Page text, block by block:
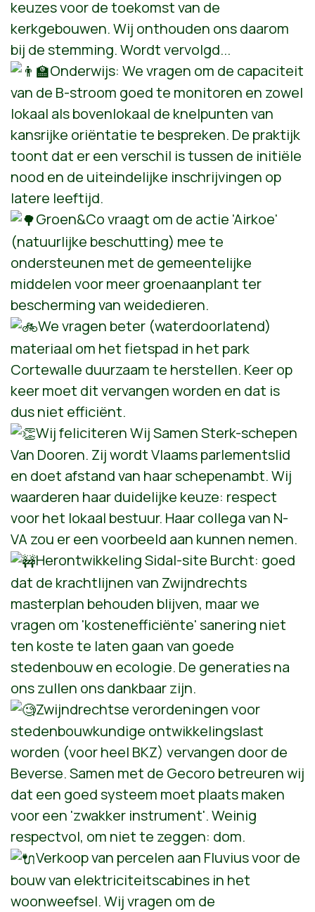
keuzes voor de toekomst van de
kerkgebouwen. Wij onthouden ons daarom
bij de stemming. Wordt vervolgd...
Onderwijs: We vragen om de capaciteit
van de B-stroom goed te monitoren en zowel
lokaal als bovenlokaal de knelpunten van
kansrijke oriëntatie te bespreken. De praktijk
toont dat er een verschil is tussen de initiële
nood en de uiteindelijke inschrijvingen op
latere leeftijd.
Groen&Co vraagt om de actie 'Airkoe'
(natuurlijke beschutting) mee te
ondersteunen met de gemeentelijke
middelen voor meer groenaanplant ter
bescherming van weidedieren.
We vragen beter (waterdoorlatend)
materiaal om het fietspad in het park
Cortewalle duurzaam te herstellen. Keer op
keer moet dit vervangen worden en dat is
dus niet efficiënt.
Wij feliciteren Wij Samen Sterk-schepen
Van Dooren. Zij wordt Vlaams parlementslid
en doet afstand van haar schepenambt. Wij
waarderen haar duidelijke keuze: respect
voor het lokaal bestuur. Haar collega van N-
VA zou er een voorbeeld aan kunnen nemen.
Herontwikkeling Sidal-site Burcht: goed
dat de krachtlijnen van Zwijndrechts
masterplan behouden blijven, maar we
vragen om 'kostenefficiënte' sanering niet
ten koste te laten gaan van goede
stedenbouw en ecologie. De generaties na
ons zullen ons dankbaar zijn.
Zwijndrechtse verordeningen voor
stedenbouwkundige ontwikkelingslast
worden (voor heel BKZ) vervangen door de
Beverse. Samen met de Gecoro betreuren wij
dat een goed systeem moet plaats maken
voor een 'zwakker instrument'. Weinig
respectvol, om niet te zeggen: dom.
Verkoop van percelen aan Fluvius voor de
bouw van elektriciteitscabines in het
woonweefsel. Wij vragen om de